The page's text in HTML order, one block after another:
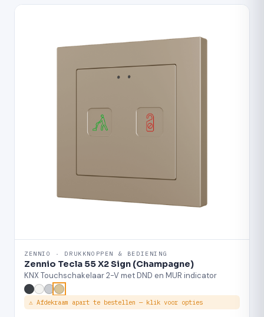
ZENNIO · DRUKKNOPPEN & BEDIENING
Zennio Tecla 55 X2 Sign (Champagne)
KNX Touchschakelaar 2-V met DND en MUR indicator
⚠ Afdekraam apart te bestellen — klik voor opties